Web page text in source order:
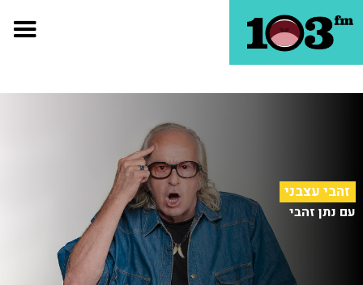
זהבי עצבני
עם נתן זהבי